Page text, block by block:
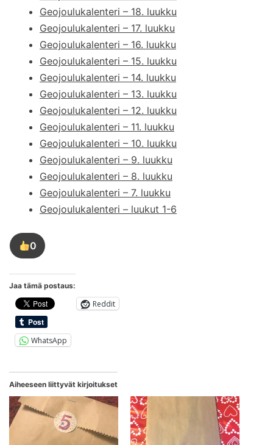
Geojoulukalenteri – 18. luukku
Geojoulukalenteri – 17. luukku
Geojoulukalenteri – 16. luukku
Geojoulukalenteri – 15. luukku
Geojoulukalenteri – 14. luukku
Geojoulukalenteri – 13. luukku
Geojoulukalenteri – 12. luukku
Geojoulukalenteri – 11. luukku
Geojoulukalenteri – 10. luukku
Geojoulukalenteri – 9. luukku
Geojoulukalenteri – 8. luukku
Geojoulukalenteri – 7. luukku
Geojoulukalenteri – luukut 1-6
0
Tykkää
tästä
Jaa tämä postaus:
Reddit
WhatsApp
Aiheeseen liittyvät kirjoitukset